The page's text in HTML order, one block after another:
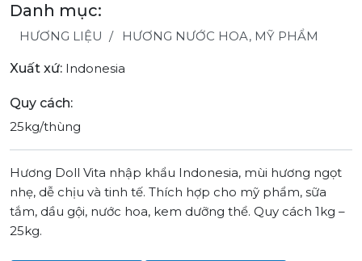
Danh mục:
HƯƠNG LIỆU HƯƠNG NƯỚC HOA, MỸ PHẨM
Xuất xứ: Indonesia
Quy cách:
25kg/thùng
Hương Doll Vita nhập khẩu Indonesia, mùi hương ngọt
nhẹ, dễ chịu và tinh tế. Thích hợp cho mỹ phẩm, sữa
tắm, dầu gội, nước hoa, kem dưỡng thể. Quy cách 1kg –
25kg.